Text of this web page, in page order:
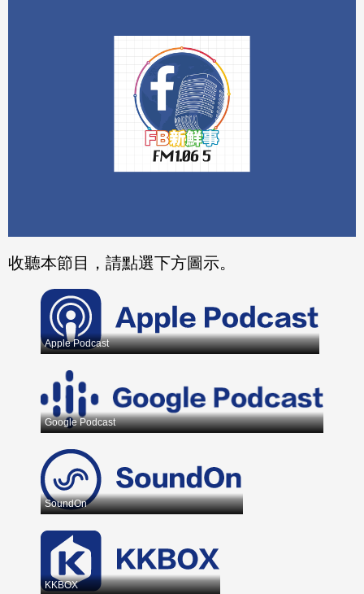
收聽本節目，請點選下方圖示。
Apple Podcast
Google Podcast
SoundOn
KKBOX